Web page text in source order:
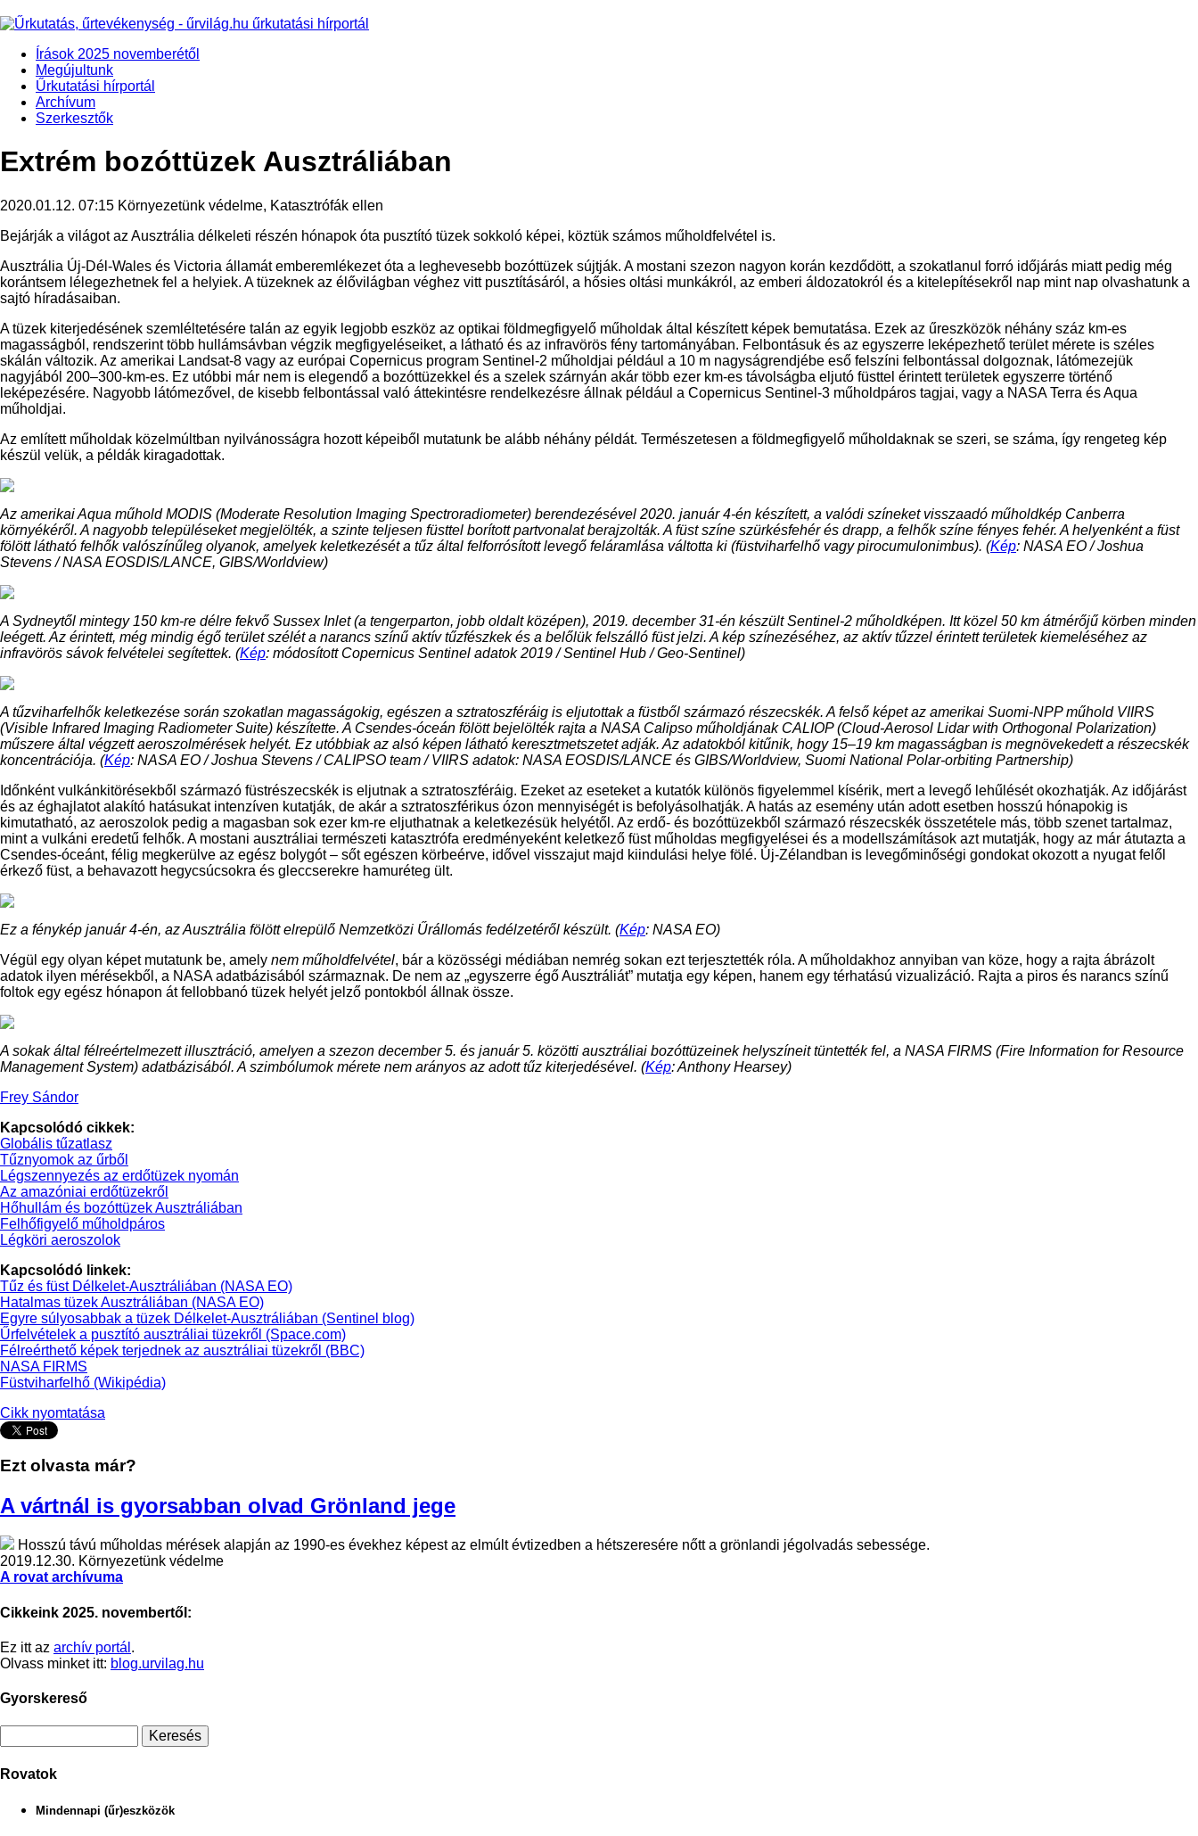
Írások 2025 novemberétől
Megújultunk
Űrkutatási hírportál
Archívum
Szerkesztők
Extrém bozóttüzek Ausztráliában
2020.01.12. 07:15 Környezetünk védelme, Katasztrófák ellen
Bejárják a világot az Ausztrália délkeleti részén hónapok óta pusztító tüzek sokkoló képei, köztük számos műholdfelvétel is.
Ausztrália Új-Dél-Wales és Victoria államát emberemlékezet óta a leghevesebb bozóttüzek sújtják. A mostani szezon nagyon korán kezdődött, a szokatlanul forró időjárás miatt pedig még
korántsem lélegezhetnek fel a helyiek. A tüzeknek az élővilágban véghez vitt pusztításáról, a hősies oltási munkákról, az emberi áldozatokról és a kitelepítésekről nap mint nap olvashatunk a
sajtó híradásaiban.
A tüzek kiterjedésének szemléltetésére talán az egyik legjobb eszköz az optikai földmegfigyelő műholdak által készített képek bemutatása. Ezek az űreszközök néhány száz km-es
magasságból, rendszerint több hullámsávban végzik megfigyeléseiket, a látható és az infravörös fény tartományában. Felbontásuk és az egyszerre leképezhető terület mérete is széles
skálán változik. Az amerikai Landsat-8 vagy az európai Copernicus program Sentinel-2 műholdjai például a 10 m nagyságrendjébe eső felszíni felbontással dolgoznak, látómezejük
nagyjából 200–300-km-es. Ez utóbbi már nem is elegendő a bozóttüzekkel és a szelek szárnyán akár több ezer km-es távolságba eljutó füsttel érintett területek egyszerre történő
leképezésére. Nagyobb látómezővel, de kisebb felbontással való áttekintésre rendelkezésre állnak például a Copernicus Sentinel-3 műholdpáros tagjai, vagy a NASA Terra és Aqua
műholdjai.
Az említett műholdak közelmúltban nyilvánosságra hozott képeiből mutatunk be alább néhány példát. Természetesen a földmegfigyelő műholdaknak se szeri, se száma, így rengeteg kép
készül velük, a példák kiragadottak.
Az amerikai Aqua műhold MODIS (Moderate Resolution Imaging Spectroradiometer) berendezésével 2020. január 4-én készített, a valódi színeket visszaadó műholdkép Canberra
környékéről. A nagyobb településeket megjelölték, a szinte teljesen füsttel borított partvonalat berajzolták. A füst színe szürkésfehér és drapp, a felhők színe fényes fehér. A helyenként a füst
fölött látható felhők valószínűleg olyanok, amelyek keletkezését a tűz által felforrósított levegő feláramlása váltotta ki (füstviharfelhő vagy pirocumulonimbus). (Kép: NASA EO / Joshua
Stevens / NASA EOSDIS/LANCE, GIBS/Worldview)
A Sydneytől mintegy 150 km-re délre fekvő Sussex Inlet (a tengerparton, jobb oldalt középen), 2019. december 31-én készült Sentinel-2 műholdképen. Itt közel 50 km átmérőjű körben minden
leégett. Az érintett, még mindig égő terület szélét a narancs színű aktív tűzfészkek és a belőlük felszálló füst jelzi. A kép színezéséhez, az aktív tűzzel érintett területek kiemeléséhez az
infravörös sávok felvételei segítettek. (Kép: módosított Copernicus Sentinel adatok 2019 / Sentinel Hub / Geo-Sentinel)
A tűzviharfelhők keletkezése során szokatlan magasságokig, egészen a sztratoszféráig is eljutottak a füstből származó részecskék. A felső képet az amerikai Suomi-NPP műhold VIIRS
(Visible Infrared Imaging Radiometer Suite) készítette. A Csendes-óceán fölött bejelölték rajta a NASA Calipso műholdjának CALIOP (Cloud-Aerosol Lidar with Orthogonal Polarization)
műszere által végzett aeroszolmérések helyét. Ez utóbbiak az alsó képen látható keresztmetszetet adják. Az adatokból kitűnik, hogy 15–19 km magasságban is megnövekedett a részecskék
koncentrációja. (Kép: NASA EO / Joshua Stevens / CALIPSO team / VIIRS adatok: NASA EOSDIS/LANCE és GIBS/Worldview, Suomi National Polar-orbiting Partnership)
Időnként vulkánkitörésekből származó füstrészecskék is eljutnak a sztratoszféráig. Ezeket az eseteket a kutatók különös figyelemmel kísérik, mert a levegő lehűlését okozhatják. Az időjárást
és az éghajlatot alakító hatásukat intenzíven kutatják, de akár a sztratoszférikus ózon mennyiségét is befolyásolhatják. A hatás az esemény után adott esetben hosszú hónapokig is
kimutatható, az aeroszolok pedig a magasban sok ezer km-re eljuthatnak a keletkezésük helyétől. Az erdő- és bozóttüzekből származó részecskék összetétele más, több szenet tartalmaz,
mint a vulkáni eredetű felhők. A mostani ausztráliai természeti katasztrófa eredményeként keletkező füst műholdas megfigyelései és a modellszámítások azt mutatják, hogy az már átutazta a
Csendes-óceánt, félig megkerülve az egész bolygót – sőt egészen körbeérve, idővel visszajut majd kiindulási helye fölé. Új-Zélandban is levegőminőségi gondokat okozott a nyugat felől
érkező füst, a behavazott hegycsúcsokra és gleccserekre hamuréteg ült.
Ez a fénykép január 4-én, az Ausztrália fölött elrepülő Nemzetközi Űrállomás fedélzetéről készült. (Kép: NASA EO)
Végül egy olyan képet mutatunk be, amely nem műholdfelvétel, bár a közösségi médiában nemrég sokan ezt terjesztették róla. A műholdakhoz annyiban van köze, hogy a rajta ábrázolt
adatok ilyen mérésekből, a NASA adatbázisából származnak. De nem az „egyszerre égő Ausztráliát” mutatja egy képen, hanem egy térhatású vizualizáció. Rajta a piros és narancs színű
foltok egy egész hónapon át fellobbanó tüzek helyét jelző pontokból állnak össze.
A sokak által félreértelmezett illusztráció, amelyen a szezon december 5. és január 5. közötti ausztráliai bozóttüzeinek helyszíneit tüntették fel, a NASA FIRMS (Fire Information for Resource
Management System) adatbázisából. A szimbólumok mérete nem arányos az adott tűz kiterjedésével. (Kép: Anthony Hearsey)
Frey Sándor
Kapcsolódó cikkek:
Globális tűzatlasz
Tűznyomok az űrből
Légszennyezés az erdőtüzek nyomán
Az amazóniai erdőtüzekről
Hőhullám és bozóttüzek Ausztráliában
Felhőfigyelő műholdpáros
Légköri aeroszolok
Kapcsolódó linkek:
Tűz és füst Délkelet-Ausztráliában (NASA EO)
Hatalmas tüzek Ausztráliában (NASA EO)
Egyre súlyosabbak a tüzek Délkelet-Ausztráliában (Sentinel blog)
Űrfelvételek a pusztító ausztráliai tüzekről (Space.com)
Félreérthető képek terjednek az ausztráliai tüzekről (BBC)
NASA FIRMS
Füstviharfelhő (Wikipédia)
Cikk nyomtatása
Ezt olvasta már?
A vártnál is gyorsabban olvad Grönland jege
Hosszú távú műholdas mérések alapján az 1990-es évekhez képest az elmúlt évtizedben a hétszeresére nőtt a grönlandi jégolvadás sebessége.
2019.12.30. Környezetünk védelme
A rovat archívuma
Cikkeink 2025. novembertől:
Ez itt az archív portál .
Olvass minket itt: blog.urvilag.hu
Gyorskereső
Rovatok
Mindennapi (űr)eszközök